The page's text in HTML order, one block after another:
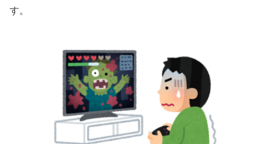
す。